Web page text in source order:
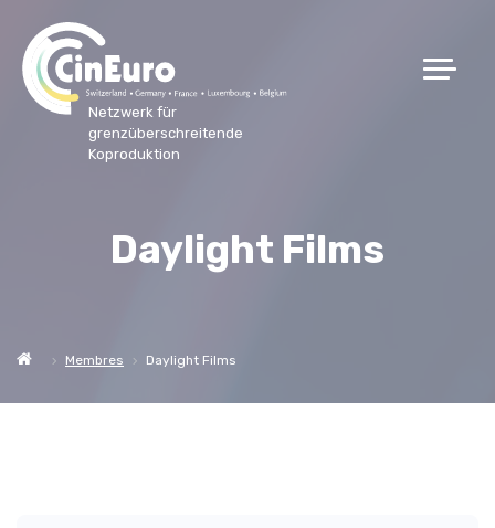
Netzwerk für
grenzüberschreitende
Koproduktion
Daylight Films
Membres Daylight Films